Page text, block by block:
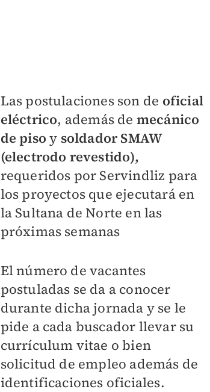
Las postulaciones son de oficial
eléctrico, además de mecánico
de piso y soldador SMAW
(electrodo revestido),
requeridos por Servindliz para
los proyectos que ejecutará en
la Sultana de Norte en las
próximas semanas
El número de vacantes
postuladas se da a conocer
durante dicha jornada y se le
pide a cada buscador llevar su
currículum vitae o bien
solicitud de empleo además de
identificaciones oficiales.